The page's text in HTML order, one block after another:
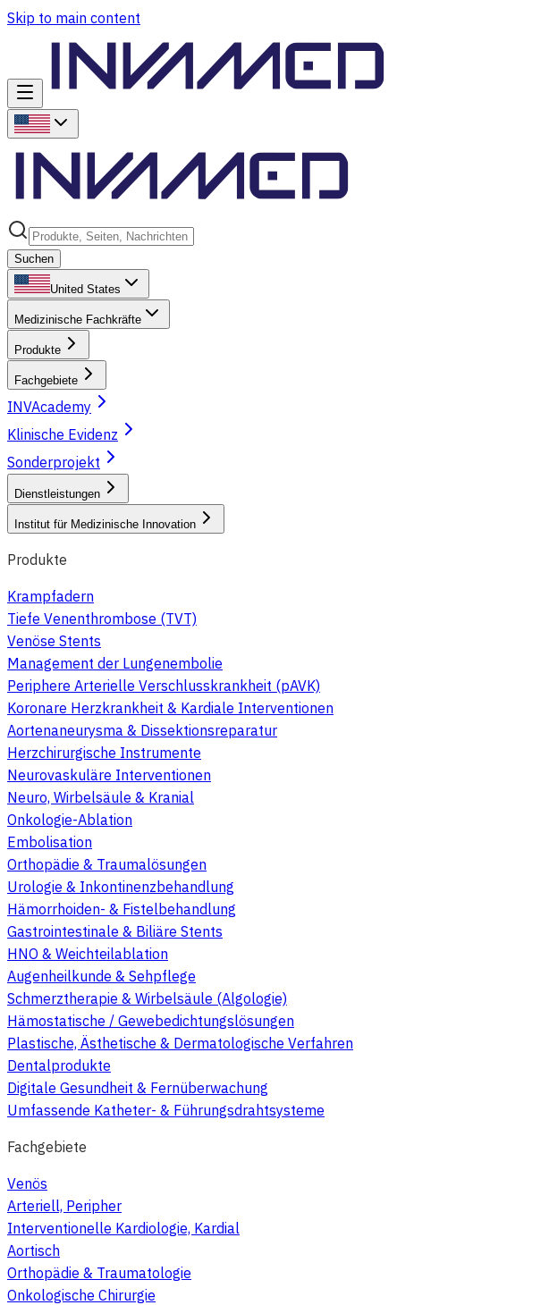
Skip to main content
Suchen
United States
Medizinische Fachkräfte
Produkte
Fachgebiete
INVAcademy
Klinische Evidenz
Sonderprojekt
Dienstleistungen
Institut für Medizinische Innovation
Produkte
Krampfadern
Tiefe Venenthrombose (TVT)
Venöse Stents
Management der Lungenembolie
Periphere Arterielle Verschlusskrankheit (pAVK)
Koronare Herzkrankheit & Kardiale Interventionen
Aortenaneurysma & Dissektionsreparatur
Herzchirurgische Instrumente
Neurovaskuläre Interventionen
Neuro, Wirbelsäule & Kranial
Onkologie-Ablation
Embolisation
Orthopädie & Traumalösungen
Urologie & Inkontinenzbehandlung
Hämorrhoiden- & Fistelbehandlung
Gastrointestinale & Biliäre Stents
HNO & Weichteilablation
Augenheilkunde & Sehpflege
Schmerztherapie & Wirbelsäule (Algologie)
Hämostatische / Gewebedichtungslösungen
Plastische, Ästhetische & Dermatologische Verfahren
Dentalprodukte
Digitale Gesundheit & Fernüberwachung
Umfassende Katheter- & Führungsdrahtsysteme
Fachgebiete
Venös
Arteriell, Peripher
Interventionelle Kardiologie, Kardial
Aortisch
Orthopädie & Traumatologie
Onkologische Chirurgie